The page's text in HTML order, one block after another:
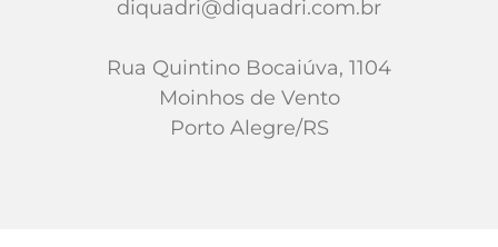
diquadri@diquadri.com.br
Rua Quintino Bocaiúva, 1104
Moinhos de Vento
Porto Alegre/RS